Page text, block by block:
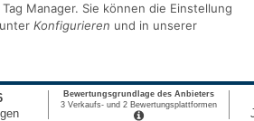
Manager. Sie können die Einstellung
Konfigurieren und in unserer